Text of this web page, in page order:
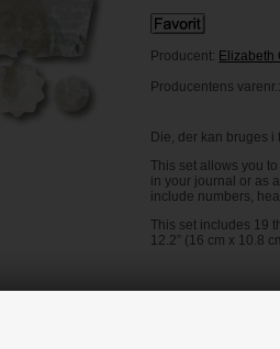
Producent: Elizabeth
Producentens varenr.:
Die, der kan bruges i
This set allows you
in your journal or as
include numbers,
This set includes 19
12.2” (16 cm x 10.8